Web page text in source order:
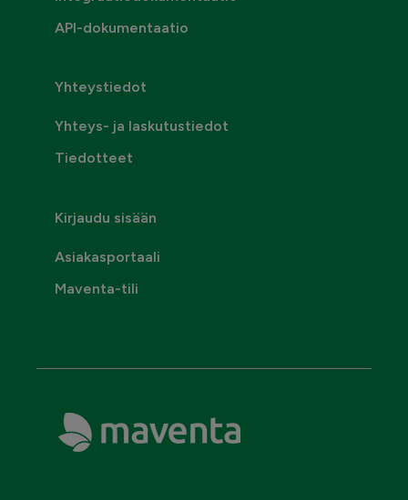
API-dokumentaatio
Yhteystiedot
Yhteys- ja laskutustiedot
Tiedotteet
Kirjaudu sisään
Asiakasportaali
Maventa-tili